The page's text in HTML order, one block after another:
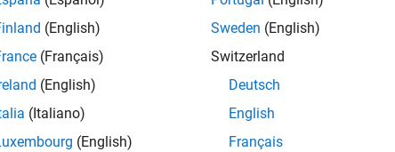
(English)
(Français)
(English)
(Italiano)
(English)
Sweden (English)
Switzerland
Deutsch
English
Français